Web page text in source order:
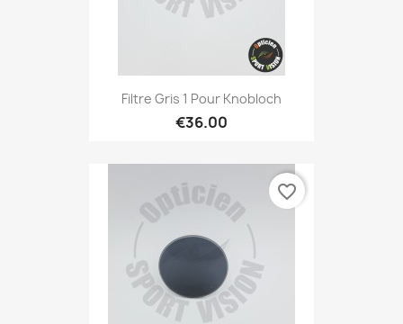
Filtre Gris 1 Pour Knobloch
€36.00
favorite_border